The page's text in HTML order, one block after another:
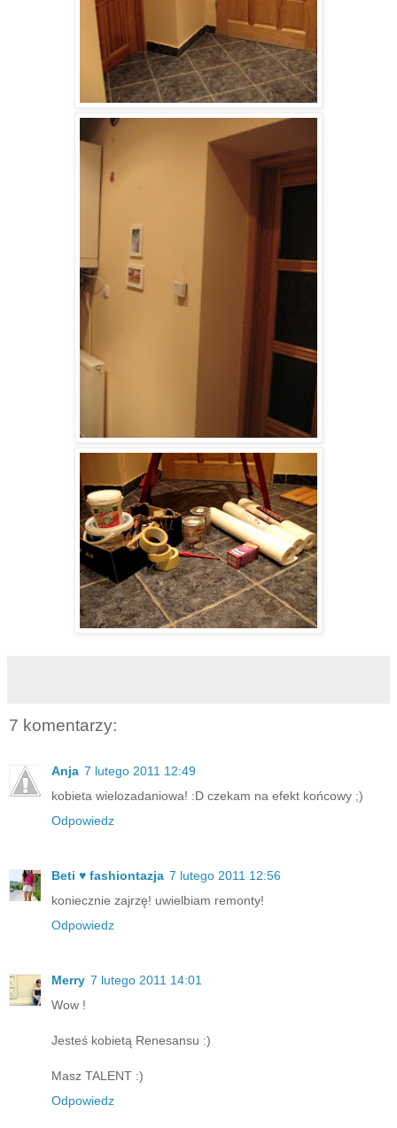
7 komentarzy:
Anja 7 lutego 2011 12:49
kobieta wielozadaniowa! :D czekam na efekt końcowy ;)
Odpowiedz
Beti ♥ fashiontazja 7 lutego 2011 12:56
koniecznie zajrzę! uwielbiam remonty!
Odpowiedz
Merry 7 lutego 2011 14:01
Wow !
Jesteś kobietą Renesansu :)
Masz TALENT :)
Odpowiedz